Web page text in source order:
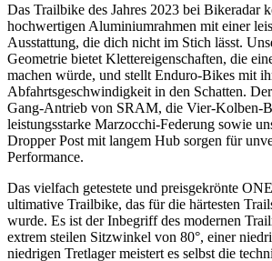
Das Trailbike des Jahres 2023 bei Bikeradar
hochwertigen Aluminiumrahmen mit einer
Ausstattung, die dich nicht im Stich lässt.
Geometrie bietet Klettereigenschaften, die
machen würde, und stellt Enduro-Bikes mit
Abfahrtsgeschwindigkeit in den Schatten.
Gang-Antrieb von SRAM, die Vier-Kolben-
leistungsstarke Marzocchi-Federung sowie
Dropper Post mit langem Hub sorgen für
Performance.
Das vielfach getestete und preisgekrönte
ultimative Trailbike, das für die härtesten
wurde. Es ist der Inbegriff des modernen
extrem steilen Sitzwinkel von 80°, einer
niedrigen Tretlager meistert es selbst die